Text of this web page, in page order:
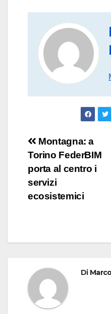
articoli
Montagna: a
Torino FederBIM
porta al centro i
servizi
ecosistemici
Di